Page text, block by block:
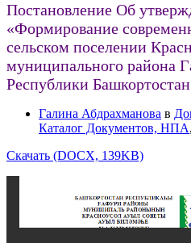
Постановление Об
«Формирование
сельском поселении
муниципального района
Республики
Галина Абдрахманова в
Каталог Документов, НПА,
Скачать (DOCX, 139KB)